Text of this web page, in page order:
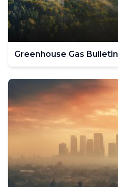
Greenhouse Gas Bulletin